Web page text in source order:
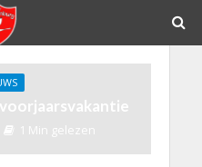
1 Min gelezen